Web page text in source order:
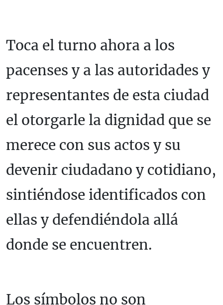
Toca el turno ahora a los
pacenses y a las autoridades y
representantes de esta ciudad
el otorgarle la dignidad que se
merece con sus actos y su
devenir ciudadano y cotidiano,
sintiéndose identificados con
ellas y defendiéndola allá
donde se encuentren.
Los símbolos no son